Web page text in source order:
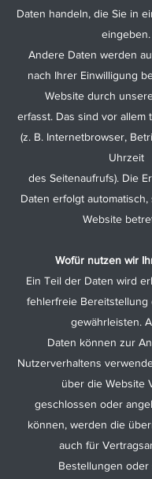
Daten handeln, die Sie in
eingeben.
Andere Daten werden
nach Ihrer Einwilligung
Website durch
erfasst. Das sind vor allem
(z. B. Internetbrowser,
Uhrzeit
des Seitenaufrufs). Die
Daten erfolgt
Website
Wofür nutzen wir
Ein Teil der Daten wird
fehlerfreie Bereitstellung
gewährleisten.
Daten können zur
Nutzerverhaltens
über die Website
geschlossen oder
können, werden die
auch für
Bestellungen oder